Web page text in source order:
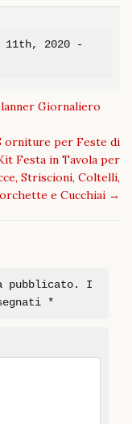
11th, 2020 -
Giornaliero
orniture per Feste di
Festa in Tavola per
Striscioni, Coltelli,
e Cucchiai →
pubblicato.
I
*